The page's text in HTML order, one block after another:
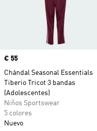
Precio
€ 55
Chándal Seasonal Essentials
Tiberio Tricot 3 bandas
(Adolescentes)
Niños Sportswear
5 colores
Nuevo